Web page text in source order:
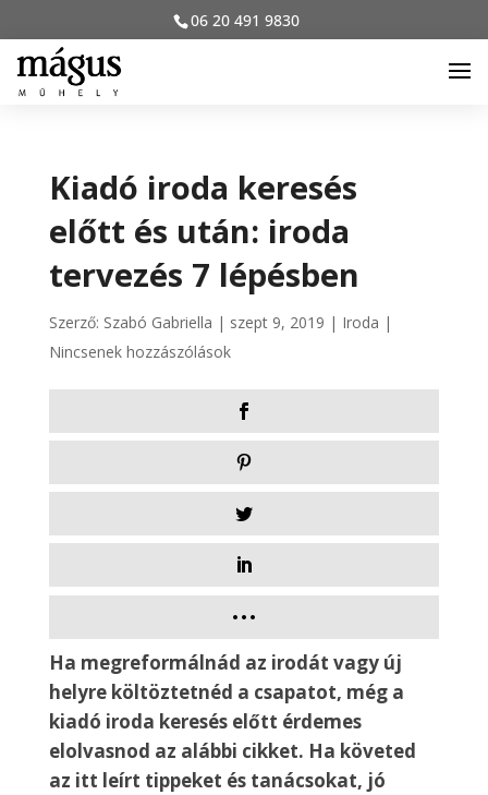
06 20 491 9830
Kiadó iroda keresés
előtt és után: iroda
tervezés 7 lépésben
Szerző: Szabó Gabriella | szept 9, 2019 | Iroda |
Nincsenek hozzászólások
Ha megreformálnád az irodát vagy új
helyre költöztetnéd a csapatot, még a
kiadó iroda keresés előtt érdemes
elolvasnod az alábbi cikket. Ha követed
az itt leírt tippeket és tanácsokat, jó